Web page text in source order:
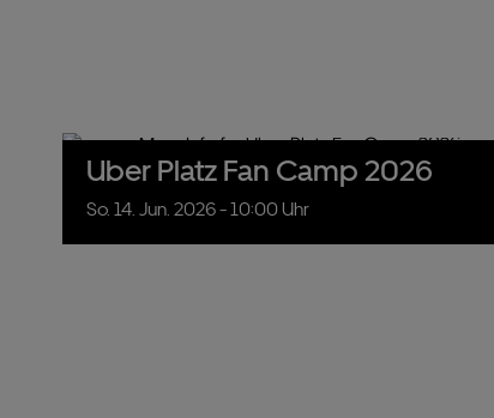
Uber Platz Fan Camp 2026
So. 14. Jun. 2026- 10:00 Uhr